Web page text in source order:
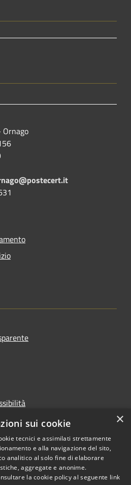
Copyright © 2026 • Comune di
Ornago • Powered by
×
sui cookie
tecnici e assimilati strettamente
e alla navigazione del sito,
analitico al solo fine di elaborare
aggregate e anonime.
la cookie policy al seguente link